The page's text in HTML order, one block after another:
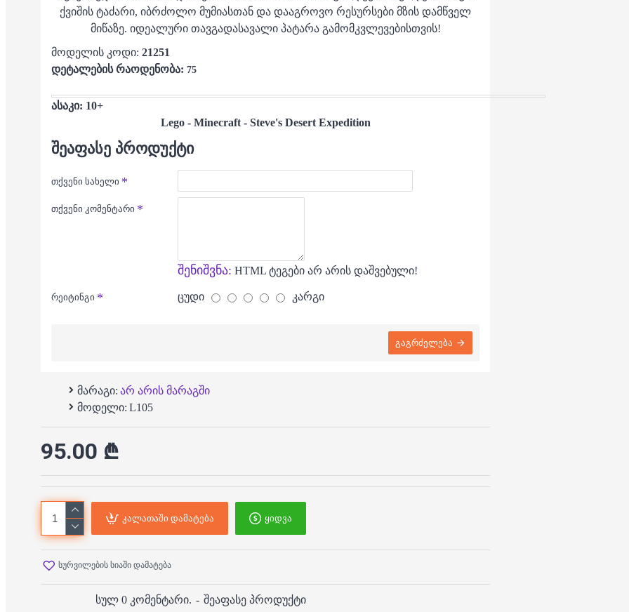
ქვიშის ტაძარი, იბრძოლო მუმიასთან და დააგროვო რესურსები მზის დამწველ
მიწაზე. იდეალური თავგადასავალი პატარა გამომკვლევებისთვის!
მოდელის კოდი: 21251
დეტალების რაოდენობა: 75
ასაკი: 10+
Lego - Minecraft - Steve's Desert Expedition
ᲨᲔᲐᲤᲐᲡᲔ ᲞᲠᲝᲓᲣᲥᲢᲘ
თქვენი სახელი
თქვენი კომენტარი
შენიშვნა: HTML ტეგები არ არის დაშვებული!
რეიტინგი ცუდი კარგი
გაგრძელება
მარაგი: არ არის მარაგში
მოდელი: L105
სულ 0 კომენტარი. - შეაფასე პროდუქტი
95.00 ₾
კალათაში დამატება ყიდვა
სურვილების სიაში დამატება